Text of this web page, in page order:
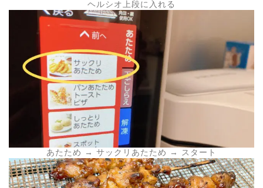
ヘルシオ上段に入れる
あたため → サックリあたため → スタート